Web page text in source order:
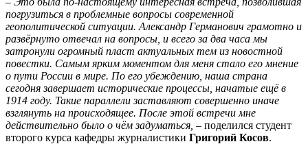
погрузиться в проблемные вопросы современной
геополитической ситуации. Александр Германович грамотно и
развёрнуто отвечал на вопросы, и всего за два часа мы
затронули огромный пласт актуальных тем из новостной
повестки. Самым ярким моментом для меня стало его мнение
о пути России в мире. По его убеждению, наша страна
сегодня завершает исторические процессы, начатые ещё в
1914 году. Такие параллели заставляют совершенно иначе
взглянуть на происходящее. После этой встречи мне
действительно было о чём задуматься, – поделился студент
второго курса кафедры журналистики Григорий Косов.